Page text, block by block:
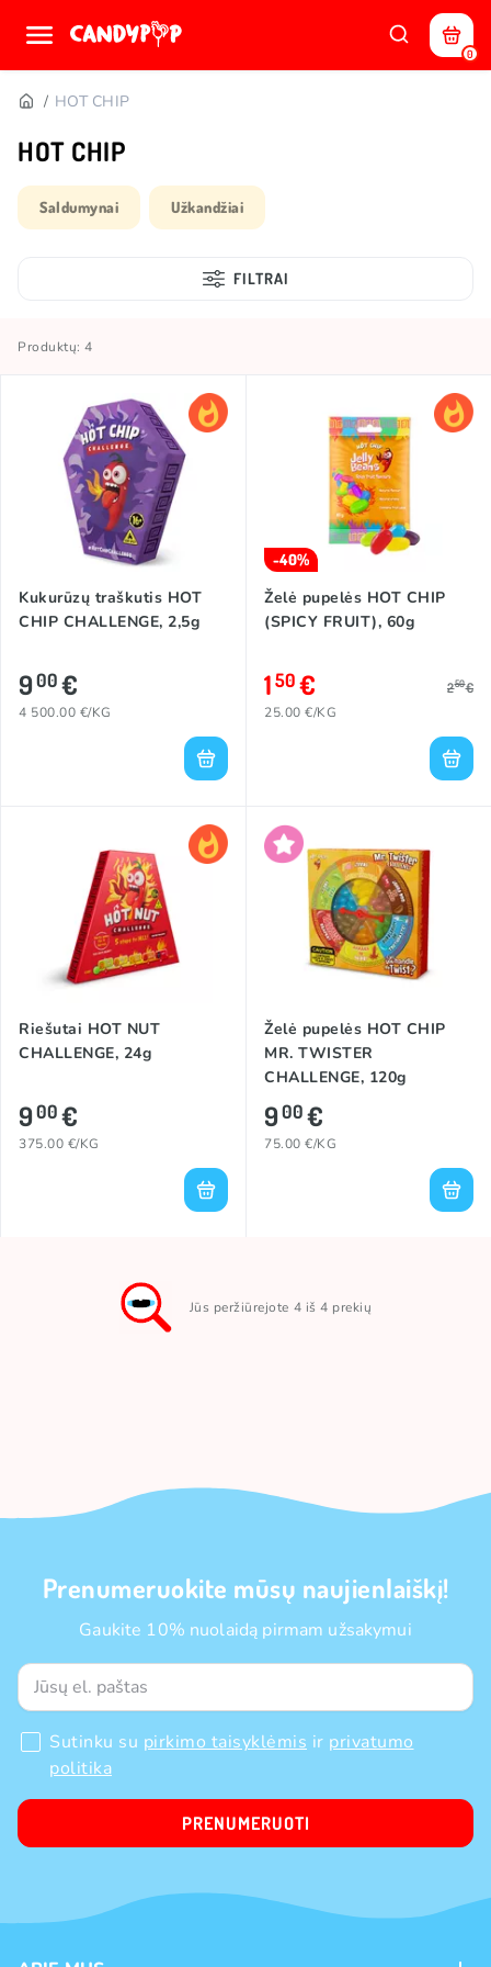
0
HOT CHIP
HOT CHIP
Saldumynai Užkandžiai
FILTRAI
Produktų: 4
Kukurūzų traškutis HOT
CHIP CHALLENGE, 2,5g
900€
4 500.00 €/KG
-40%
Želė pupelės HOT CHIP
(SPICY FRUIT), 60g
150€ 250€
25.00 €/KG
Riešutai HOT NUT
CHALLENGE, 24g
900€
375.00 €/KG
Želė pupelės HOT CHIP
MR. TWISTER
CHALLENGE, 120g
900€
75.00 €/KG
Jūs peržiūrejote 4 iš 4 prekių
Prenumeruokite mūsų naujienlaiškį!
Gaukite 10% nuolaidą pirmam užsakymui
Sutinku su pirkimo taisyklėmis ir privatumo
politika
PRENUMERUOTI